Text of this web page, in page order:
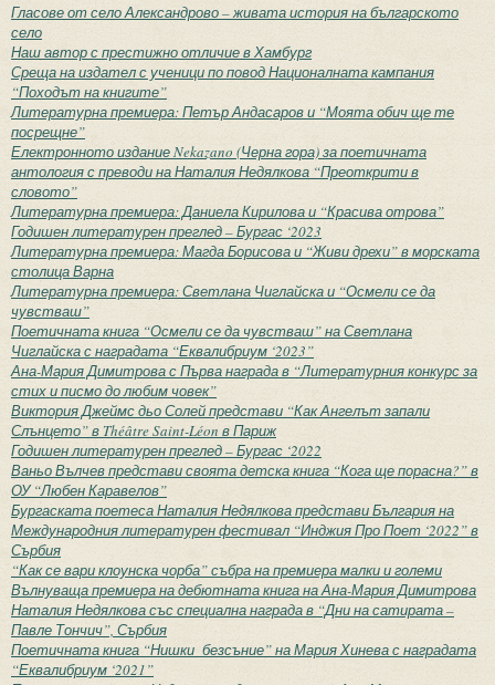
Гласове от село Александрово – живата история на българското
село
Наш автор с престижно отличие в Хамбург
Среща на издател с ученици по повод Националната кампания
“Походът на книгите”
Литературна премиера: Петър Андасаров и “Моята обич ще те
посрещне”
Електронното издание Nekazano (Черна гора) за поетичната
антология с преводи на Наталия Недялкова “Преоткрити в
словото”
Литературна премиера: Даниела Кирилова и “Красива отрова”
Годишен литературен преглед – Бургас ‘2023
Литературна премиера: Магда Борисова и “Живи дрехи” в морската
столица Варна
Литературна премиера: Светлана Чиглайска и “Осмели се да
чувстваш”
Поетичната книга “Осмели се да чувстваш” на Светлана
Чиглайска с наградата “Еквалибриум ‘2023”
Ана-Мария Димитрова с Първа награда в “Литературния конкурс за
стих и писмо до любим човек”
Виктория Джеймс дьо Солей представи “Как Ангелът запали
Слънцето” в Théâtre Saint-Léon в Париж
Годишен литературен преглед – Бургас ‘2022
Ваньо Вълчев представи своята детска книга “Кога ще порасна?” в
ОУ “Любен Каравелов”
Бургаската поетеса Наталия Недялкова представи България на
Международния литературен фестивал “Инджия Про Поет ‘2022” в
Сърбия
“Как се вари клоунска чорба” събра на премиера малки и големи
Вълнуваща премиера на дебютната книга на Ана-Мария Димитрова
Наталия Недялкова със специална награда в “Дни на сатирата –
Павле Тончич”, Сърбия
Поетичната книга “Нишки безсъние” на Мария Хинева с наградата
“Еквалибриум ‘2021”